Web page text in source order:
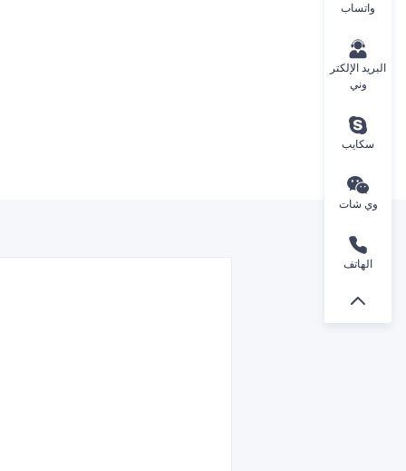
واتساب
البريد الإلكتر
وني
سكايب
وي شات
الهاتف